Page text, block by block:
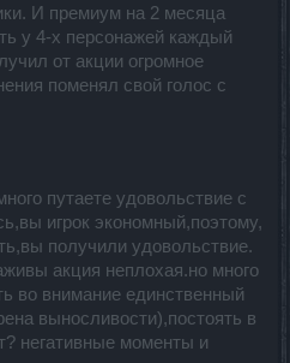
И премиум на 2 месяца
у 4-х персонажей каждый
от акции огромное
поменял свой голос с
путаете удовольствие с
игрок экономный,поэтому,
получили удовольствие.
акция неплохая.но много
во внимание единственный
выносливости),постоять в
негативные моменты и